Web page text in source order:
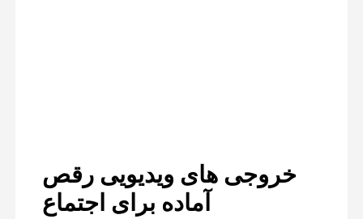
خروجی های ویدیویی رقص
آماده برای اجتماع